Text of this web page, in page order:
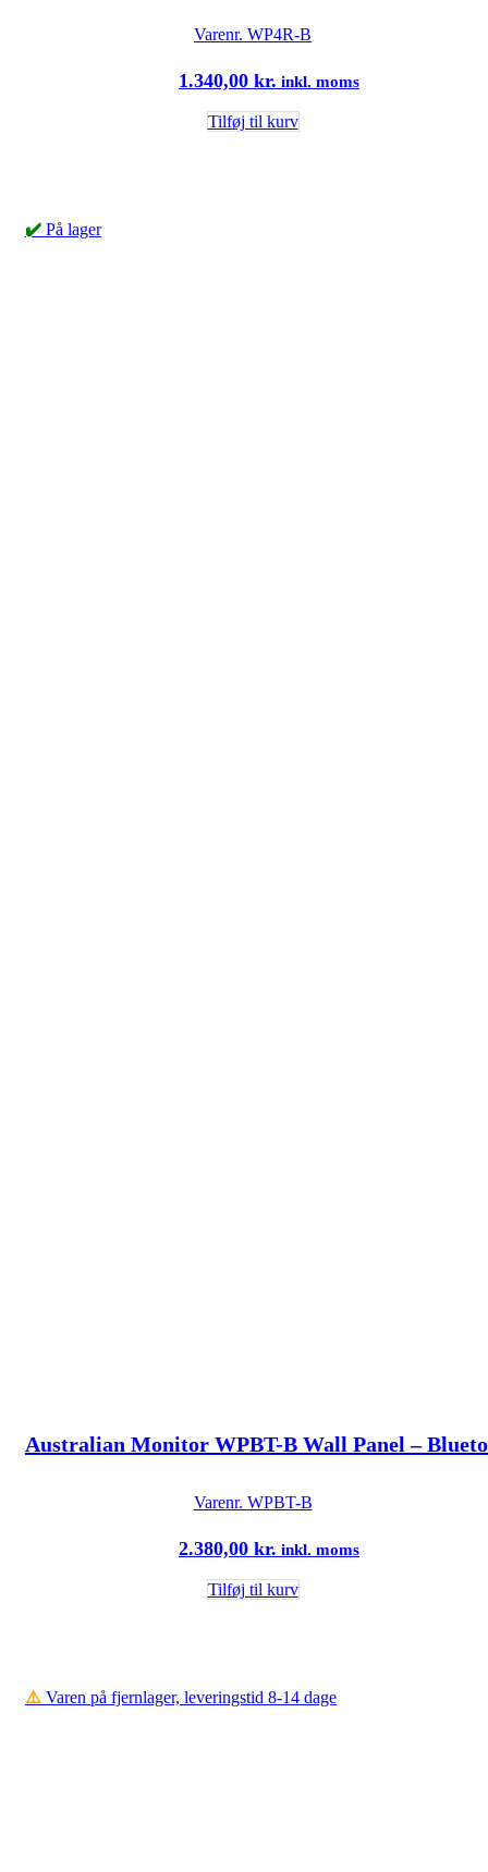
Varenr. WP4R-B
1.340,00 kr. inkl. moms
Tilføj til kurv
✔️ På lager
Australian Monitor WPBT-B Wall Panel –
Varenr. WPBT-B
2.380,00 kr. inkl. moms
Tilføj til kurv
⚠️ Varen på fjernlager, leveringstid 8-14 dage